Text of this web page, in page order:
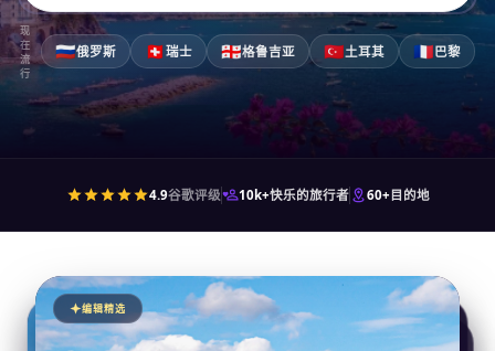
现
在
流
行
🇷🇺俄罗斯 🇨🇭 瑞士 🇬🇪格鲁吉亚 🇹🇷土耳其 🇫🇷巴黎
4.9谷歌评级 10k+快乐的旅行者 60+ 目的地
编辑精选
编辑精选
编辑精选